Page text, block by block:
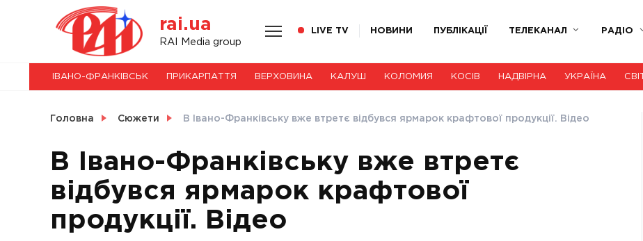
rai.ua
RAI Media group
LIVE TV НОВИНИ ПУБЛІКАЦІЇ ТЕЛЕКАНАЛ РАДІО
НОВИНИ
СВІТ
УКРАЇНА
ІВАНО-ФРАНКІВСЬК ПРИКАРПАТТЯ ВЕРХОВИНА КАЛУШ КОЛОМИЯ КОСІВ НАДВІРНА УКРАЇНА СВІТ
Головна Сюжети В Івано-Франківську вже втретє відбувся ярмарок крафтової продукції. Відео
В Івано-Франківську вже втретє
відбувся ярмарок крафтової
продукції. Відео